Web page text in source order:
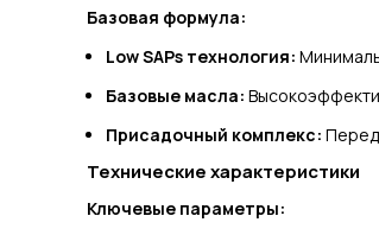
Базовая формула:
Low SAPs технология:
Базовые масла:
Присадочный комплекс:
Технические характеристики
Ключевые параметры: